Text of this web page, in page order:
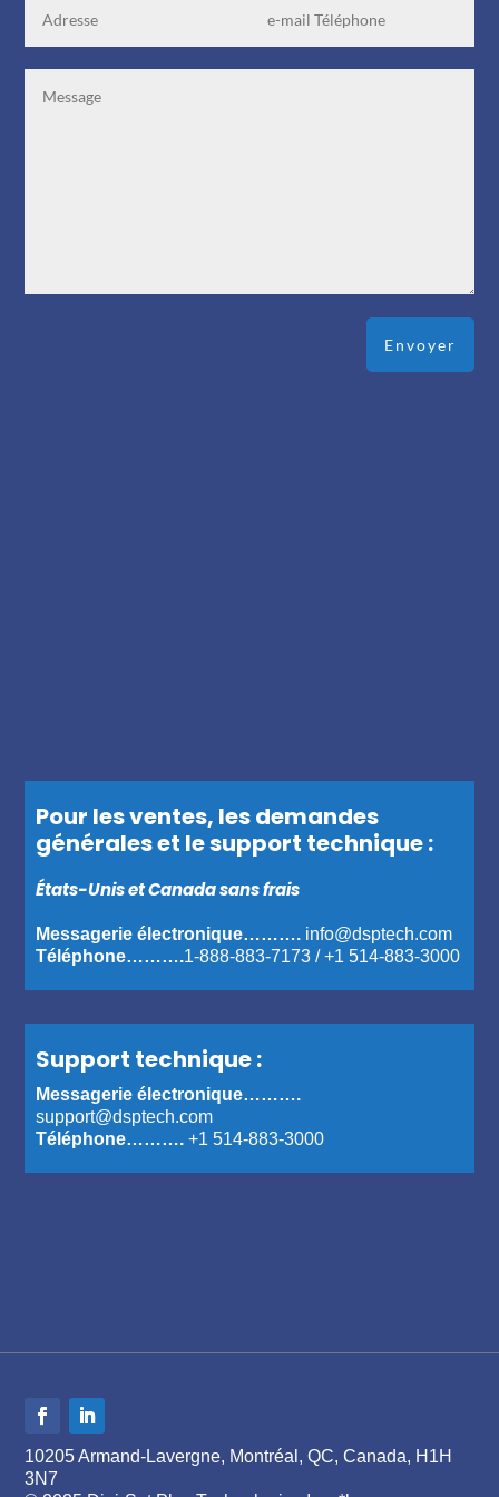
Pour les ventes, les demandes
générales et le support technique :
États-Unis et Canada sans frais
Messagerie électronique………. info@dsptech.com
Téléphone……….1-888-883-7173 /+1 514-883-3000
Support technique :
Messagerie électronique……….
support@dsptech.com
Téléphone………. +1 514-883-3000
10205 Armand-Lavergne, Montréal, QC, Canada, H1H
3N7